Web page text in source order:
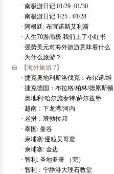
· 南极游日记 01/29 -01/30
· 南极游日记 1/25 - 01/28
· 阿根廷: 布宜诺斯艾利斯
· 人生70游南极:我们上了小红书
· 强势美元对海外旅游意味着什么
· 为什么旅游？
【海外旅游 7】
· 捷克奥地利斯洛伐克：布尔诺/维
· 捷克德国：布拉格/柏林/德累斯顿
· 奥地利:哈尔施泰特/萨尔兹堡
· 越南：下龙湾/河内
· 老挝：琅勃拉邦
· 泰国: 曼谷
· 柬埔寨:暹粒吴哥窟
· 柬埔寨: 金边
· 智利: 圣地亚哥 （完）
· 智利：宁静港大理石教堂